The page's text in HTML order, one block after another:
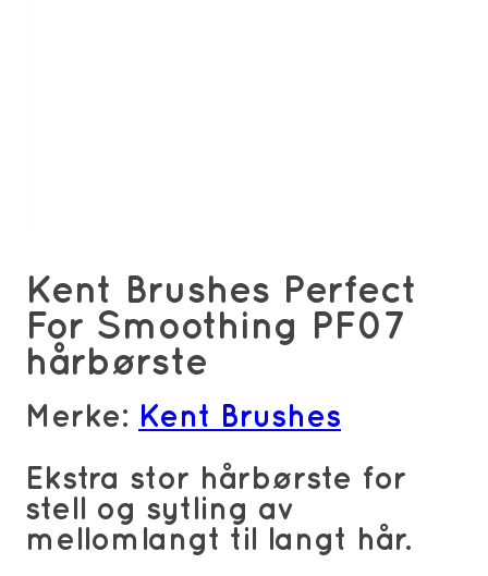
Kent Brushes Perfect
For Smoothing PF07
hårbørste
Merke: Kent Brushes
Ekstra stor hårbørste for
stell og sytling av
mellomlangt til langt hår.